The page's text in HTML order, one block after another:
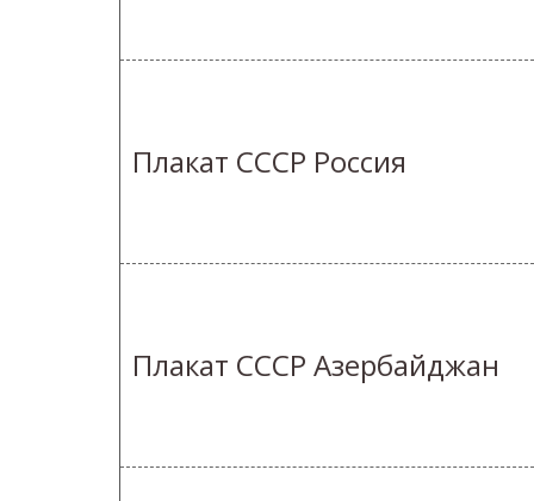
Плакат СССР Россия
Плакат СССР Азербайджан